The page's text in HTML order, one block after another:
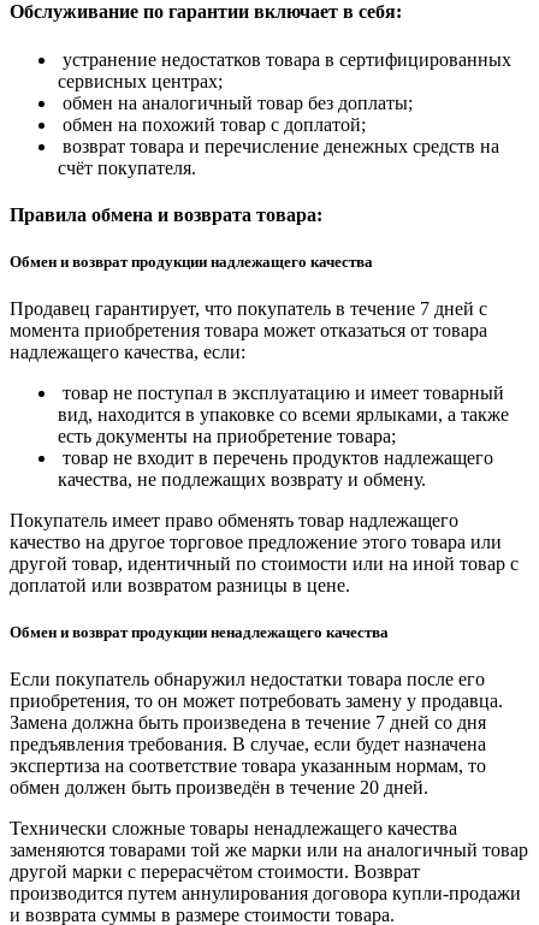
Обслуживание по гарантии включает в себя:
устранение недостатков товара в сертифицированных
сервисных центрах;
обмен на аналогичный товар без доплаты;
обмен на похожий товар с доплатой;
возврат товара и перечисление денежных средств на
счёт покупателя.
Правила обмена и возврата товара:
Обмен и возврат продукции надлежащего качества
Продавец гарантирует, что покупатель в течение 7 дней с
момента приобретения товара может отказаться от товара
надлежащего качества, если:
товар не поступал в эксплуатацию и имеет товарный
вид, находится в упаковке со всеми ярлыками, а также
есть документы на приобретение товара;
товар не входит в перечень продуктов надлежащего
качества, не подлежащих возврату и обмену.
Покупатель имеет право обменять товар надлежащего
качество на другое торговое предложение этого товара или
другой товар, идентичный по стоимости или на иной товар с
доплатой или возвратом разницы в цене.
Обмен и возврат продукции ненадлежащего качества
Если покупатель обнаружил недостатки товара после его
приобретения, то он может потребовать замену у продавца.
Замена должна быть произведена в течение 7 дней со дня
предъявления требования. В случае, если будет назначена
экспертиза на соответствие товара указанным нормам, то
обмен должен быть произведён в течение 20 дней.
Технически сложные товары ненадлежащего качества
заменяются товарами той же марки или на аналогичный товар
другой марки с перерасчётом стоимости. Возврат
производится путем аннулирования договора купли-продажи
и возврата суммы в размере стоимости товара.